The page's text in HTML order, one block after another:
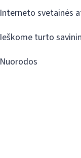
Interneto svetainės
Ieškome turto
Nuorodos